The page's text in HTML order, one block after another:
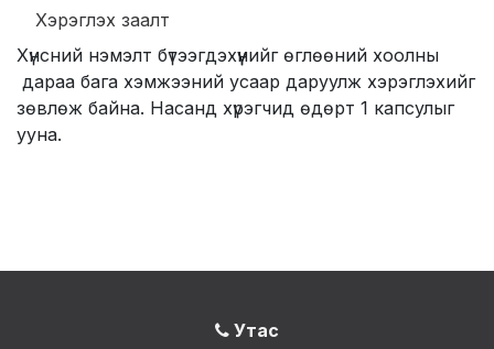
Хэрэглэх заалт
​ Хүнсний нэмэлт бүтээгдэхүүнийг өглөөний хоолны
дараа бага хэмжээний усаар даруулж хэрэглэхийг
зөвлөж байна. Насанд хүрэгчид өдөрт 1 капсулыг
ууна.
Утас